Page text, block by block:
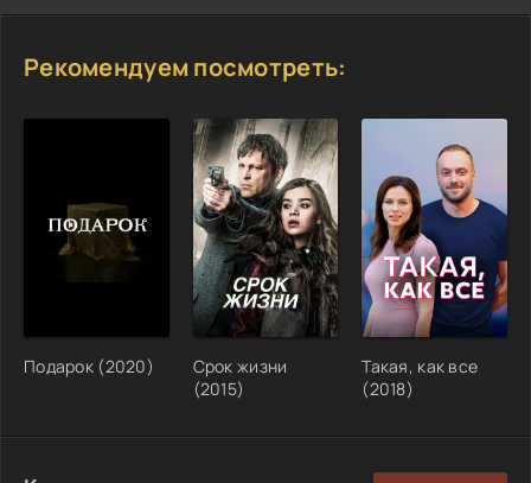
Рекомендуем посмотреть:
Подарок (2020)
Срок жизни
(2015)
Такая, как все
(2018)